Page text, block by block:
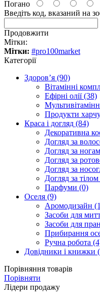
Погано
Введіть код, вказаний на
Продовжити
Мітки:
Мітки: #pro100market
Категорії
Здоров’я (90)
Вітамінні
Ефірні олії (38)
Продукти
Краса і догляд (84)
Декоративна
Догляд за
Догляд за
Догляд за
Догляд за
Догляд за
Парфуми (0)
Оселя (9)
Аромодизайн
Засоби для
Засоби для
Прибирання
Ручна робота
Довідники і книжки
Порівняння товарів
Порівняти
Лідери продажу